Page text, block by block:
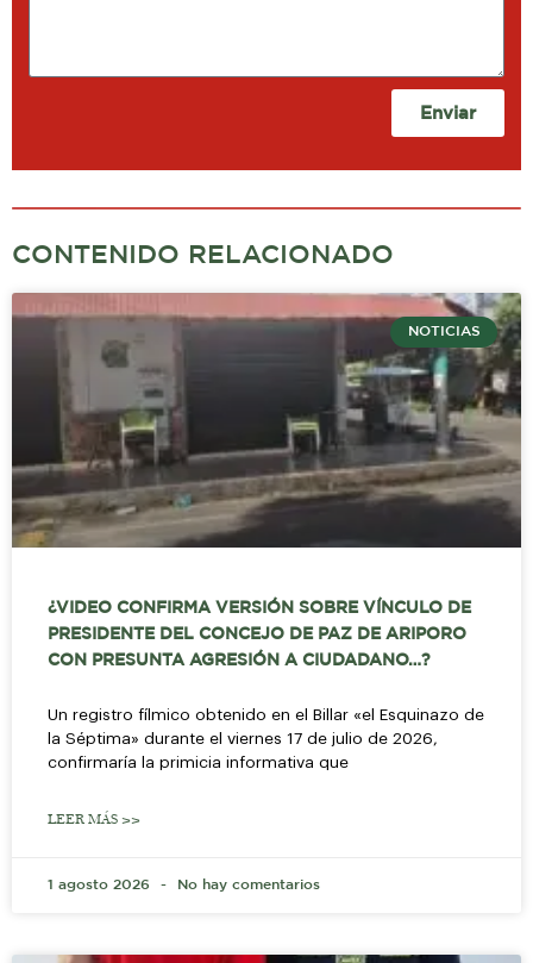
Enviar
CONTENIDO RELACIONADO
NOTICIAS
¿VIDEO CONFIRMA VERSIÓN SOBRE VÍNCULO DE
PRESIDENTE DEL CONCEJO DE PAZ DE ARIPORO
CON PRESUNTA AGRESIÓN A CIUDADANO…?
Un registro fílmico obtenido en el Billar «el Esquinazo de
la Séptima» durante el viernes 17 de julio de 2026,
confirmaría la primicia informativa que
LEER MÁS >>
1 agosto 2026 No hay comentarios